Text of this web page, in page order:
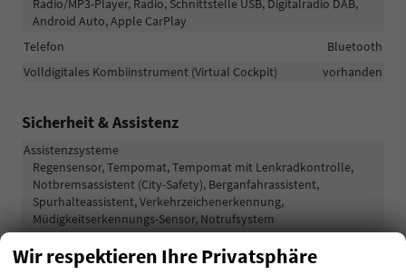
Radio/MP3-Player, Radio, Schnittstelle USB, Digitalradio DAB,
Android Auto, Apple CarPlay
Telefon
Bluetooth
Volldigitales Kombiinstrument (Virtual Cockpit)
vorhanden
Sicherheit & Assistenz
Assistenzsysteme
Regensensor, Tempomat, Tempomat mit Lenkradkontrolle,
Notbremsassistent (City-Safety), Berganfahrassistent,
Spurhalteassistent, Verkehrzeichenerkennung,
Müdigkeitserkennungs-Sensor, Notrufsystem
Diebstahl-Alarmanlage
Einparkhilfe
Wir respektieren Ihre Privatsphäre